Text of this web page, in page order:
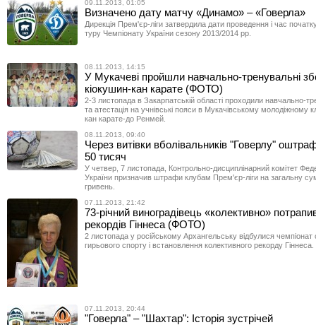
09.11.2013, 01:05
Визначено дату матчу «Динамо» – «Говерла»
Дирекція Прем'єр-ліги затвердила дати проведення і час
туру Чемпіонату України сезону 2013/2014 рр.
08.11.2013, 14:15
У Мукачеві пройшли навчально-тренувальні
кіокушин-кан карате (ФОТО)
2-3 листопада в Закарпатській області проходили навчально-
та атестація на учнівські пояси в Мукачівському молодіжному
кан карате-до Ренмей.
08.11.2013, 09:40
Через витівки вболівальників "Говерлу"
50 тисяч
У четвер, 7 листопада, Контрольно-дисциплінарний комітет
України призначив штрафи клубам Прем'єр-ліги на загальну
гривень.
07.11.2013, 21:42
73-річний виноградівець «колективно»
рекордів Гіннеса (ФОТО)
2 листопада у російському Архангельську відбулися чемпіонат
гирьового спорту і встановлення колективного рекорду Гіннеса.
07.11.2013, 20:44
"Говерла" – "Шахтар": Історія зустрічей